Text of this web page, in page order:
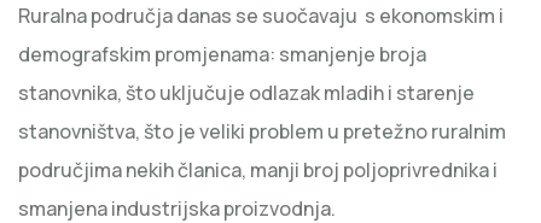
Ruralna područja danas se suočavaju s ekonomskim i
demografskim promjenama: smanjenje broja
stanovnika, što uključuje odlazak mladih i starenje
stanovništva, što je veliki problem u pretežno ruralnim
područjima nekih članica, manji broj poljoprivrednika i
smanjena industrijska proizvodnja.